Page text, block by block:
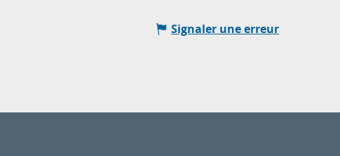
Signaler une erreur